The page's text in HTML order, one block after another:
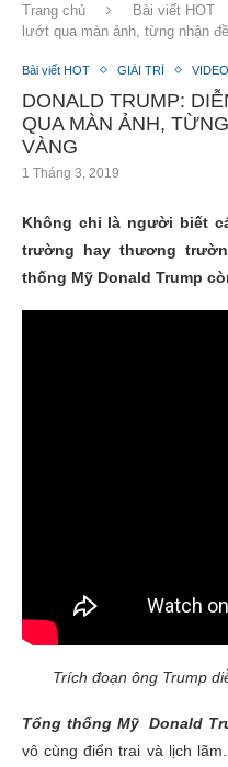
Trang chủ Bài viết HOT
lướt qua màn ảnh, từng nhận
Bài viết HOT GIẢI TRÍ VIDEO
DONALD TRUMP:
QUA MÀN ẢNH,
VÀNG
1 Tháng 3, 2019
Không chỉ là người biết
trường hay thương
thống Mỹ Donald Trump
Trích đoạn ông Trump
Tổng thống Mỹ Donald
vô cùng điển trai và lịch